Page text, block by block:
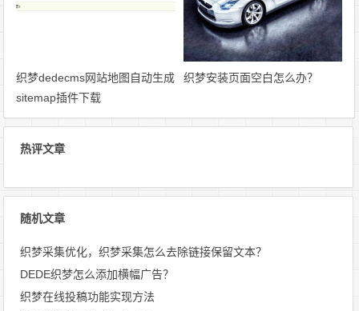
织梦dedecms网站地图自动生成
sitemap插件下载
织梦安装页面空白怎么办？
热评文章
随机文章
织梦采集优化，织梦采集怎么去除链接保留文本？
DEDE织梦怎么添加横幅广告？
织梦在线投稿功能实现方法